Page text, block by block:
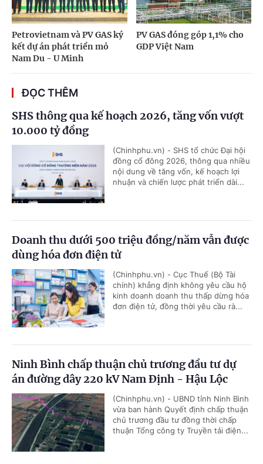
Petrovietnam và PV GAS ký
kết dự án phát triển mỏ
Nam Du - U Minh
PV GAS đóng góp 1,1% cho
GDP Việt Nam
ĐỌC THÊM
SHS thông qua kế hoạch 2026, tăng vốn vượt
10.000 tỷ đồng
(Chinhphu.vn) - SHS tổ chức Đại hội
đồng cổ đông 2026, thông qua nhiều
nội dung về tăng vốn, kế hoạch lợi
nhuận và chiến lược phát triển dài...
Doanh thu dưới 500 triệu đồng/năm vẫn được
dùng hóa đơn điện tử
(Chinhphu.vn) - Cục Thuế (Bộ Tài
chính) khẳng định không yêu cầu hộ
kinh doanh doanh thu thấp dừng hóa
đơn điện tử, đồng thời yêu cầu rà...
Ninh Bình chấp thuận chủ trương đầu tư dự
án đường dây 220 kV Nam Định - Hậu Lộc
(Chinhphu.vn) - UBND tỉnh Ninh Bình
vừa ban hành Quyết định chấp thuận
chủ trương đầu tư đồng thời chấp
thuận Tổng công ty Truyền tải điện...